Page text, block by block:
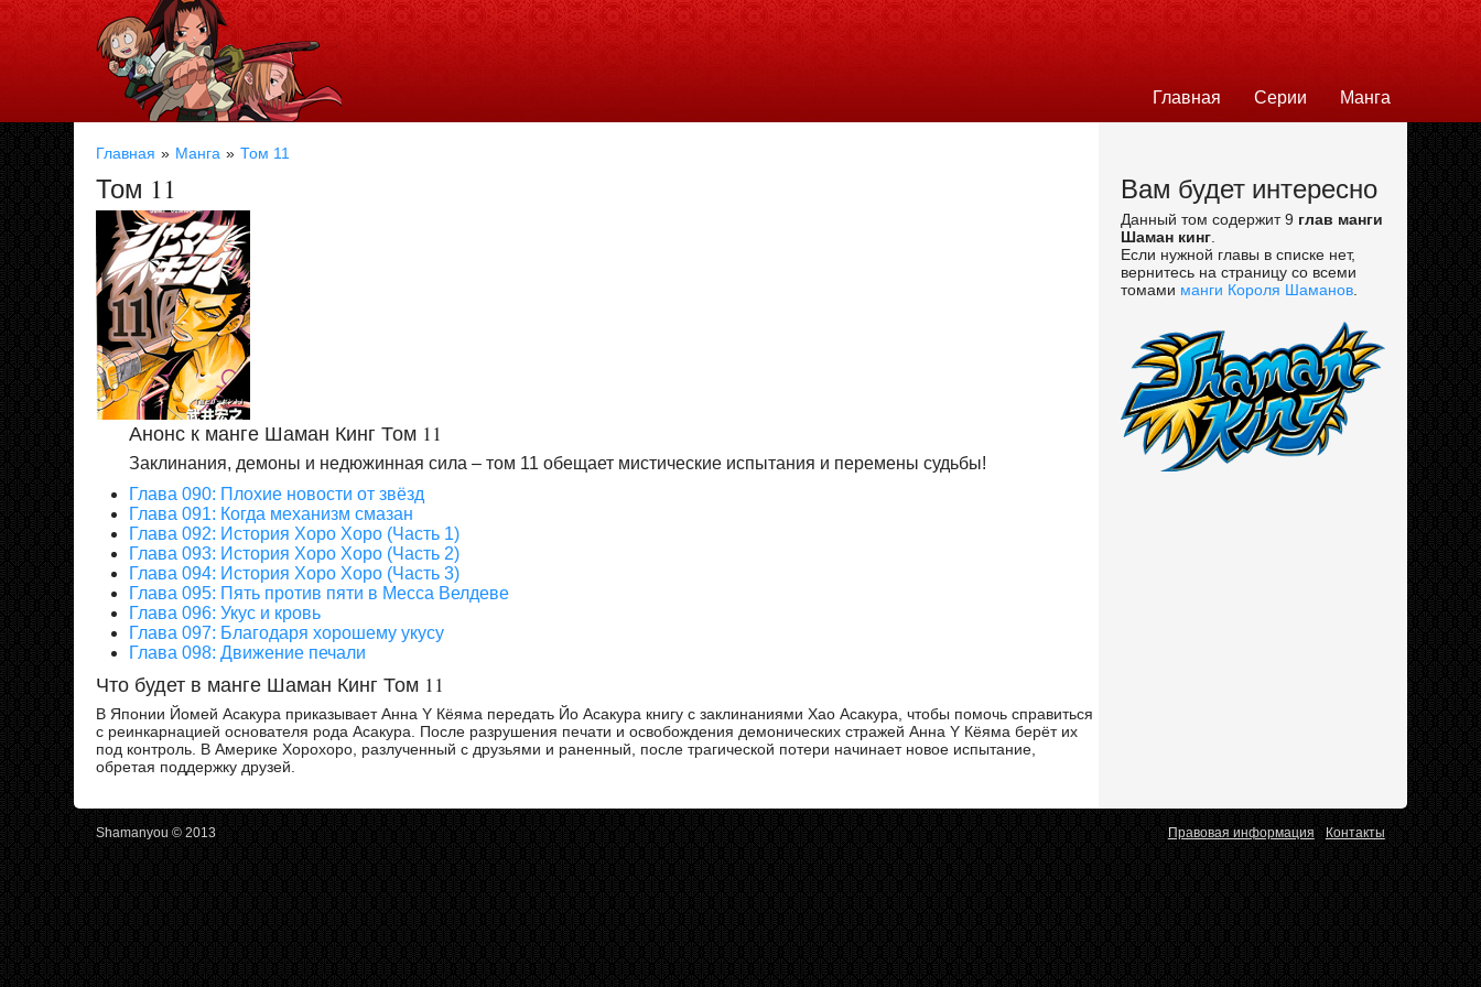
Главная Серии Манга
Главная Манга Том 11
Том 11
Анонс к манге Шаман Кинг Том 11
Заклинания, демоны и недюжинная сила – том 11 обещает мистические испытания и перемены судьбы!
Глава 090: Плохие новости от звёзд
Глава 091: Когда механизм смазан
Глава 092: История Хоро Хоро (Часть 1)
Глава 093: История Хоро Хоро (Часть 2)
Глава 094: История Хоро Хоро (Часть 3)
Глава 095: Пять против пяти в Месса Велдеве
Глава 096: Укус и кровь
Глава 097: Благодаря хорошему укусу
Глава 098: Движение печали
Что будет в манге Шаман Кинг Том 11
В Японии Йомей Асакура приказывает Анна Y Кёяма передать Йо Асакура книгу с заклинаниями Хао Асакура, чтобы помочь справиться
с реинкарнацией основателя рода Асакура. После разрушения печати и освобождения демонических стражей Анна Y Кёяма берёт их
под контроль. В Америке Хорохоро, разлученный с друзьями и раненный, после трагической потери начинает новое испытание,
обретая поддержку друзей.
Вам будет интересно
Данный том содержит 9 глав манги
Шаман кинг.
Если нужной главы в списке нет,
вернитесь на страницу со всеми
томами манги Короля Шаманов.
Shamanyou © 2013 Правовая информация Контакты